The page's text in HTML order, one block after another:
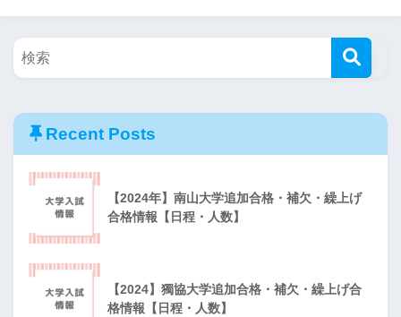
Recent Posts
【2024年】南山大学追加合格・補欠・繰上げ
合格情報【日程・人数】
【2024】獨協大学追加合格・補欠・繰上げ合
格情報【日程・人数】